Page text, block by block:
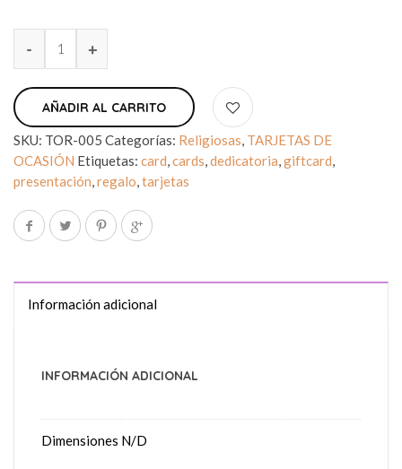
AÑADIR AL CARRITO
SKU: TOR-005 Categorías: Religiosas, TARJETAS DE
OCASIÓN Etiquetas: card,cards,dedicatoria,giftcard,
presentación,regalo,tarjetas
Información adicional
INFORMACIÓN ADICIONAL
Dimensiones N/D